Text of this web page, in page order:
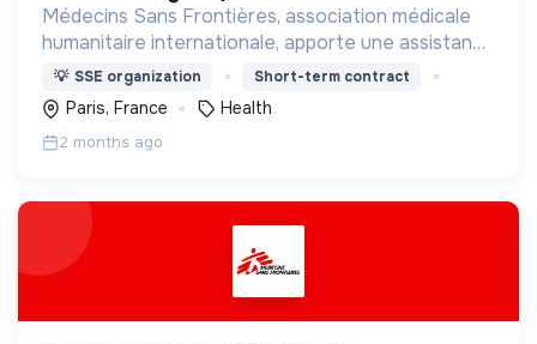
Médecins Sans Frontières, association médicale
humanitaire internationale, apporte une assistance
médicale à des populations dont la vie est
menacée.
💡 SSE organization Short-term contract
Paris, France Health
2 months ago